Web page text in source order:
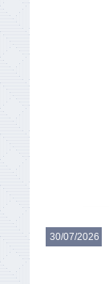
30/07/2026